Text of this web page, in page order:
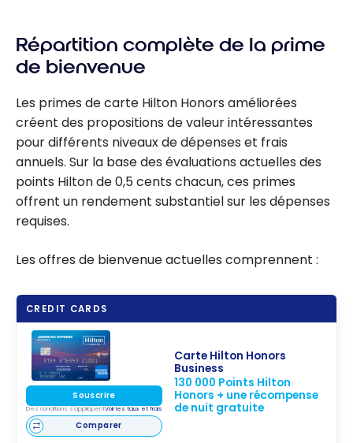
Répartition complète de la prime
de bienvenue
Les primes de carte Hilton Honors améliorées
créent des propositions de valeur intéressantes
pour différents niveaux de dépenses et frais
annuels. Sur la base des évaluations actuelles des
points Hilton de 0,5 cents chacun, ces primes
offrent un rendement substantiel sur les dépenses
requises.
Les offres de bienvenue actuelles comprennent :
CREDIT CARDS
Carte Hilton Honors
Business
130 000 Points Hilton
Honors + une récompense
de nuit gratuite
Souscrire
Des conditions s'appliquentVoir les taux et frais
Comparer